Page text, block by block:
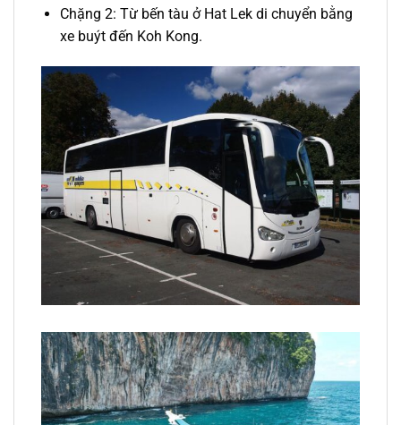
Chặng 2: Từ bến tàu ở Hat Lek di chuyển bằng
xe buýt đến Koh Kong.